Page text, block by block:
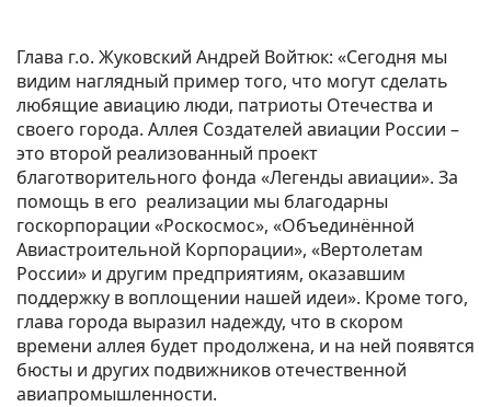
Глава г.о. Жуковский Андрей Войтюк: «Сегодня мы
видим наглядный пример того, что могут сделать
любящие авиацию люди, патриоты Отечества и
своего города. Аллея Создателей авиации России –
это второй реализованный проект
благотворительного фонда «Легенды авиации». За
помощь в его реализации мы благодарны
госкорпорации «Роскосмос», «Объединённой
Авиастроительной Корпорации», «Вертолетам
России» и другим предприятиям, оказавшим
поддержку в воплощении нашей идеи». Кроме того,
глава города выразил надежду, что в скором
времени аллея будет продолжена, и на ней появятся
бюсты и других подвижников отечественной
авиапромышленности.